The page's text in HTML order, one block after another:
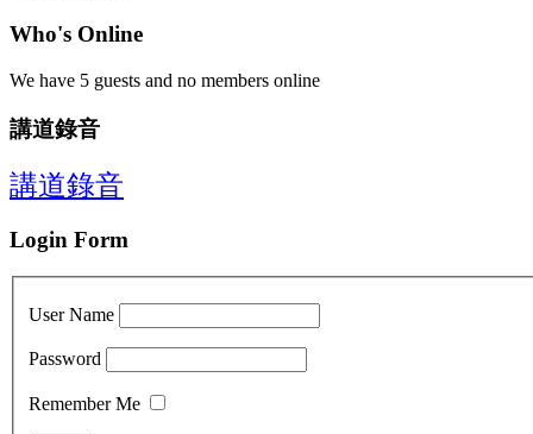
Who's Online
We have 5 guests and no members online
講道錄音
講道錄音
Login Form
User Name
Password
Remember Me